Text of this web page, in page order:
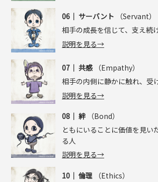
06｜ サーバント
（Servant）
相手の成長を信じて、支え続
説明を見る→
07｜ 共感
（Empathy）
相手の内側に静かに触れ、受
説明を見る→
08｜ 絆
（Bond）
ともにいることに価値を見い
る人
説明を見る→
10｜ 倫理
（Ethics）